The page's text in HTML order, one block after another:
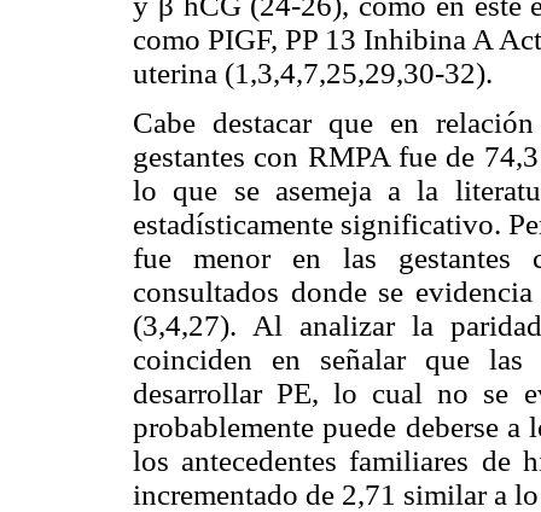
como PIGF, PP 13 Inhibina A
uterina (1,3,4,7,25,29,30-32).
Cabe destacar que en
gestantes con RMPA fue de
lo que se asemeja a la
estadísticamente significativo.
fue menor en las gestantes
consultados donde se
(3,4,27). Al analizar la
coinciden en señalar que
desarrollar PE, lo cual no se
probablemente puede deberse
los antecedentes familiares de
incrementado de 2,71 similar a